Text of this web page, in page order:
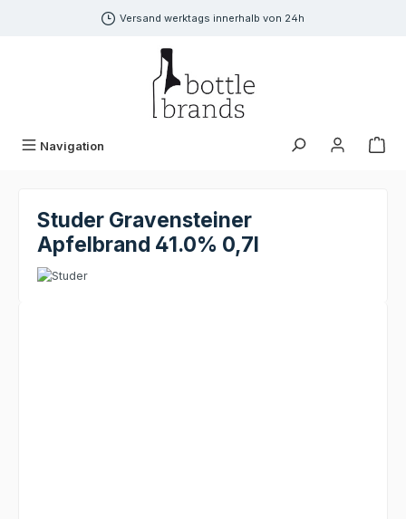
Versand werktags innerhalb von 24h
Navigation
Studer Gravensteiner
Apfelbrand 41.0% 0,7l